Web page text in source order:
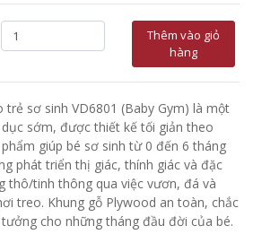
Thêm vào giỏ
hàng
sơ sinh VD6801 (Baby Gym) là một
sớm, được thiết kế tối giản theo
giúp bé sơ sinh từ 0 đến 6 tháng
phát triển thị giác, thính giác và đặc
thô/tinh thông qua việc vươn, đá và
treo. Khung gỗ Plywood an toàn, chắc
cho những tháng đầu đời của bé.